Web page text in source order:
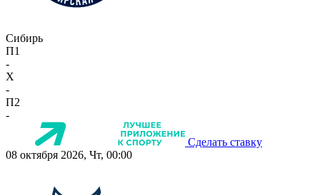
Сибирь
П1
-
X
-
П2
-
Сделать ставку
08 октября 2026, Чт, 00:00